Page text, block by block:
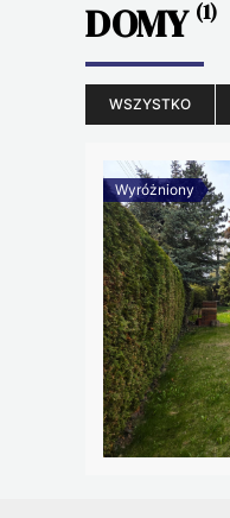
DOMY (1)
WSZYSTKO
Wyróżniony